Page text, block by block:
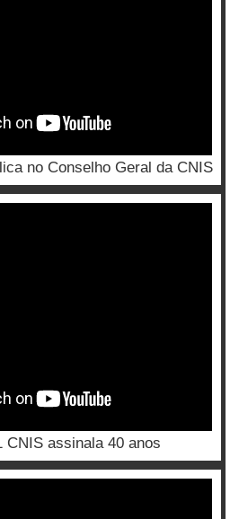
no Conselho Geral da CNIS
CNIS assinala 40 anos